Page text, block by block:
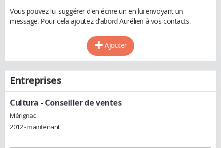
Vous pouvez lui suggérer d'en écrire un en lui envoyant un
message. Pour cela ajoutez d'abord Aurélien à vos contacts.
Ajouter
Entreprises
Cultura - Conseiller de ventes
Mérignac
2012 - maintenant